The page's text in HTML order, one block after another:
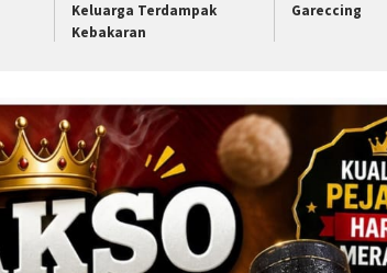
Keluarga Terdampak
Kebakaran
Gareccing